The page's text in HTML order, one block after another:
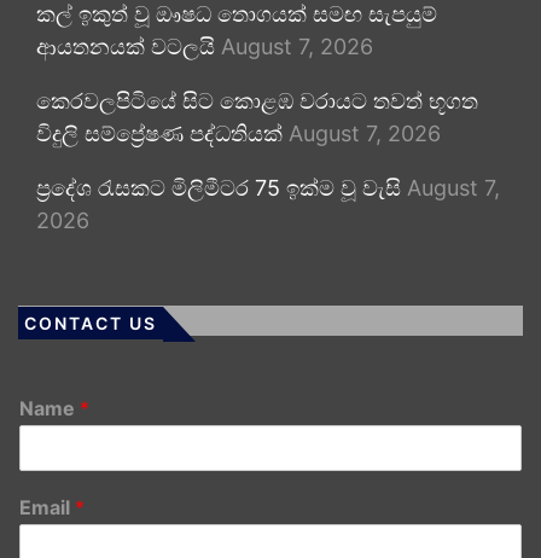
කල් ඉකුත් වූ ඖෂධ තොගයක් සමඟ සැපයුම්
ආයතනයක් වටලයි August 7, 2026
කෙරවලපිටියේ සිට කොළඹ වරායට තවත් භූගත
විදුලි සම්ප්‍රේෂණ පද්ධතියක් August 7, 2026
ප්‍රදේශ රැසකට මිලිමීටර 75 ඉක්ම වූ වැසි August 7,
2026
CONTACT US
Name *
Email *